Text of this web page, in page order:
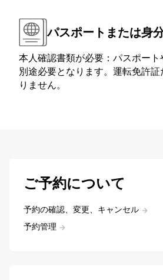
パスポートまたは身
本人確認書類が必要：パスポー
別途必要となります。運転免許
りません。
ご予約について
予約の確認、変更、キャンセル
予約管理